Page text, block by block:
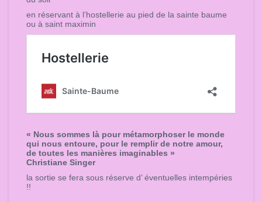
en réservant à l’hostellerie au pied de la sainte baume
ou à saint maximin
« Nous sommes là pour métamorphoser le monde
qui nous entoure, pour le remplir de notre amour,
de toutes les manières imaginables »
Christiane Singer
la sortie se fera sous réserve d’ éventuelles intempéries
!!